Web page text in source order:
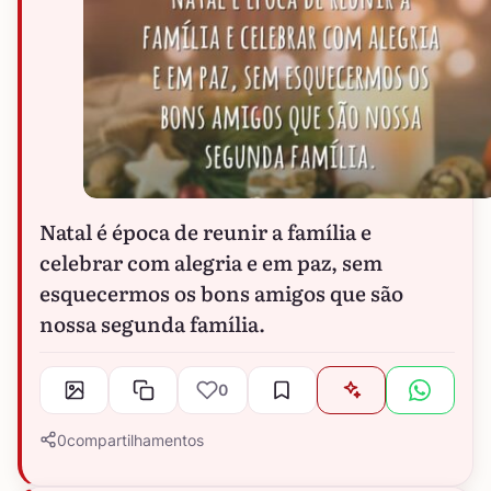
Natal é época de reunir a família e
celebrar com alegria e em paz, sem
esquecermos os bons amigos que são
nossa segunda família.
0
0compartilhamentos